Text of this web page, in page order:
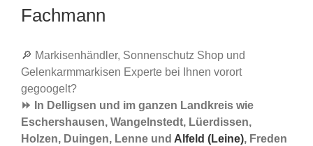
Fachmann
🔎 Markisenhändler, Sonnenschutz Shop und
Gelenkarmmarkisen Experte bei Ihnen vorort
gegoogelt?
⏩ In Delligsen und im ganzen Landkreis wie
Eschershausen, Wangelnstedt, Lüerdissen,
Holzen, Duingen, Lenne und Alfeld (Leine), Freden